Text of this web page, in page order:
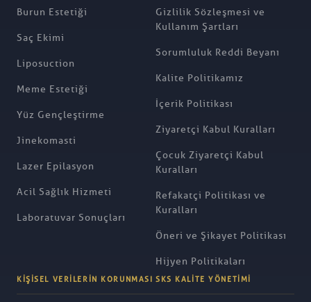
Burun Estetiği
Saç Ekimi
Liposuction
Meme Estetiği
Yüz Gençleştirme
Jinekomasti
Lazer Epilasyon
Acil Sağlık Hizmeti
Laboratuvar Sonuçları
Gizlilik Sözleşmesi ve
Kullanım Şartları
Sorumluluk Reddi Beyanı
Kalite Politikamız
İçerik Politikası
Ziyaretçi Kabul Kuralları
Çocuk Ziyaretçi Kabul
Kuralları
Refakatçi Politikası ve
Kuralları
Öneri ve Şikayet Politikası
Hijyen Politikaları
KIŞISEL VERILERIN KORUNMASI SKS KALITE YÖNETIMI